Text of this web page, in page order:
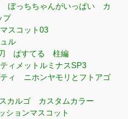
ぼっちちゃんがいっぱい カ
プ
スコット03
ル
ぱすてる 柱編
ィメットルミナスSP3
ィ ニホンヤモリとフトアゴ
カルゴ カスタムカラー
ョンマスコット